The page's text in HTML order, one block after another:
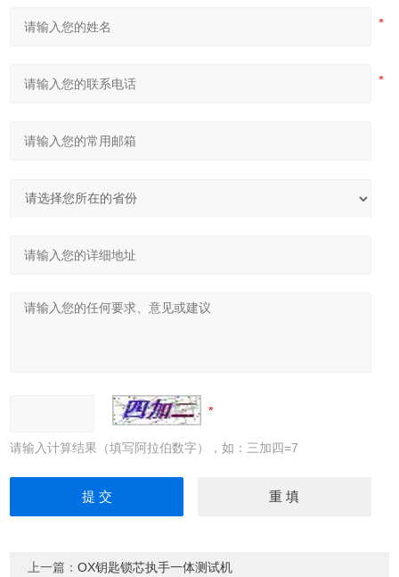
请输入计算结果（填写阿拉伯数字），如：三加四=7
上一篇：OX钥匙锁芯执手一体测试机